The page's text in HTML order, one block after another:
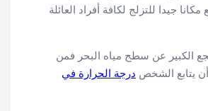
جيدا للتزلج لكافة أفراد العائلة
الكبير عن سطح مياه البحر فمن
يتابع الشخص درجة الحرارة في